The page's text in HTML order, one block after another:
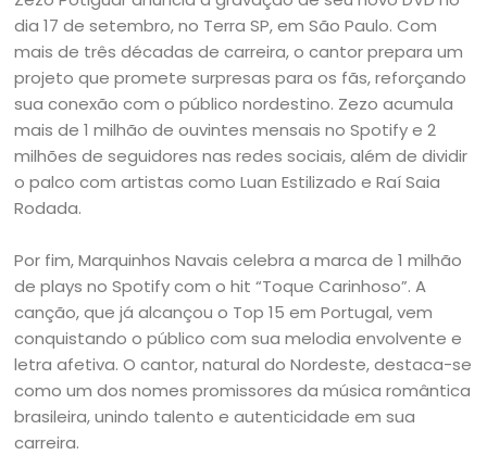
dia 17 de setembro, no Terra SP, em São Paulo. Com
mais de três décadas de carreira, o cantor prepara um
projeto que promete surpresas para os fãs, reforçando
sua conexão com o público nordestino. Zezo acumula
mais de 1 milhão de ouvintes mensais no Spotify e 2
milhões de seguidores nas redes sociais, além de dividir
o palco com artistas como Luan Estilizado e Raí Saia
Rodada.
Por fim, Marquinhos Navais celebra a marca de 1 milhão
de plays no Spotify com o hit “Toque Carinhoso”. A
canção, que já alcançou o Top 15 em Portugal, vem
conquistando o público com sua melodia envolvente e
letra afetiva. O cantor, natural do Nordeste, destaca-se
como um dos nomes promissores da música romântica
brasileira, unindo talento e autenticidade em sua
carreira.